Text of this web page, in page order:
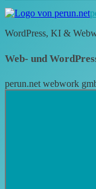
WordPress, KI &
Web- und
perun.net webwork